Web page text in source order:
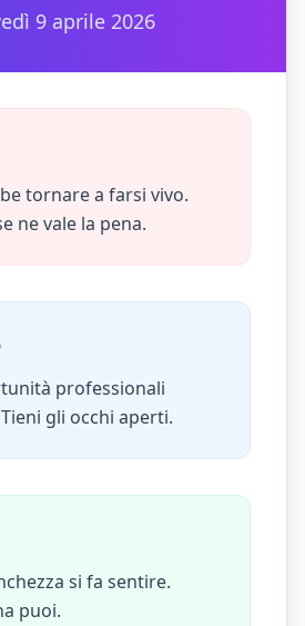
9 aprile 2026
tornare a farsi vivo.
ne vale la pena.
professionali
gli occhi aperti.
si fa sentire.
puoi.